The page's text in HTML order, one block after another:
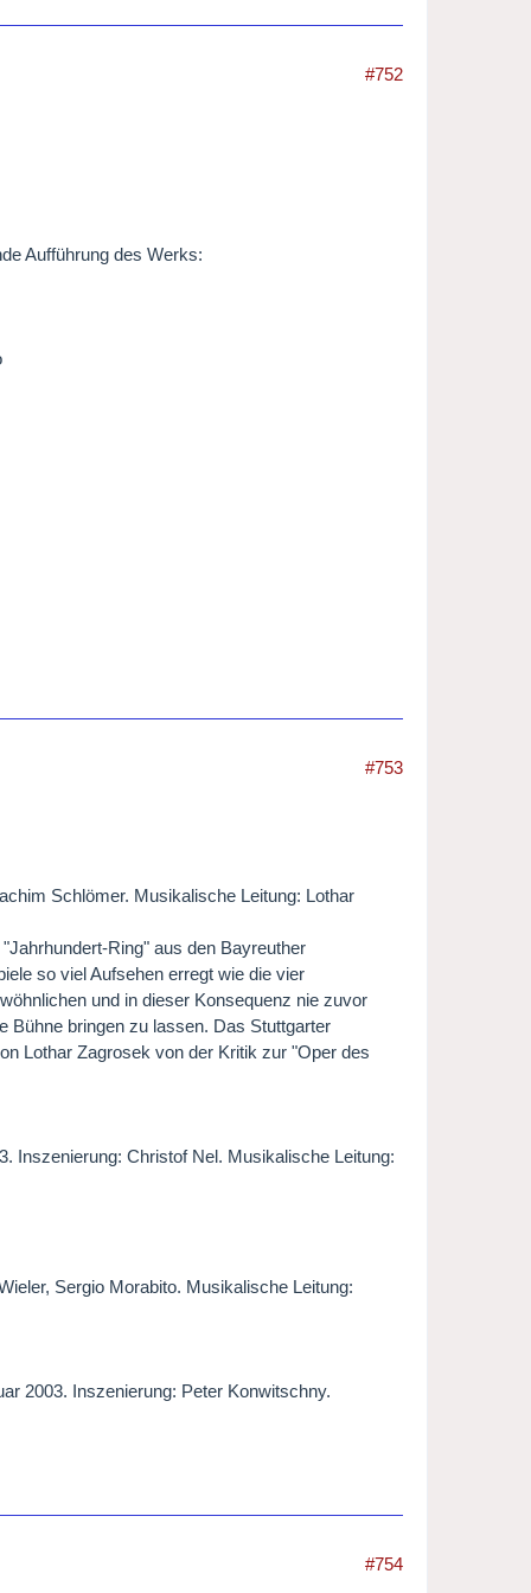
#752
Aufführung des Werks:
#753
Schlömer. Musikalische Leitung: Lothar
Ring" aus den Bayreuther
so viel Aufsehen erregt wie die vier
und in dieser Konsequenz nie zuvor
Bühne bringen zu lassen. Das Stuttgarter
Lothar Zagrosek von der Kritik zur "Oper des
Inszenierung: Christof Nel. Musikalische Leitung:
Sergio Morabito. Musikalische Leitung:
2003. Inszenierung: Peter Konwitschny.
#754